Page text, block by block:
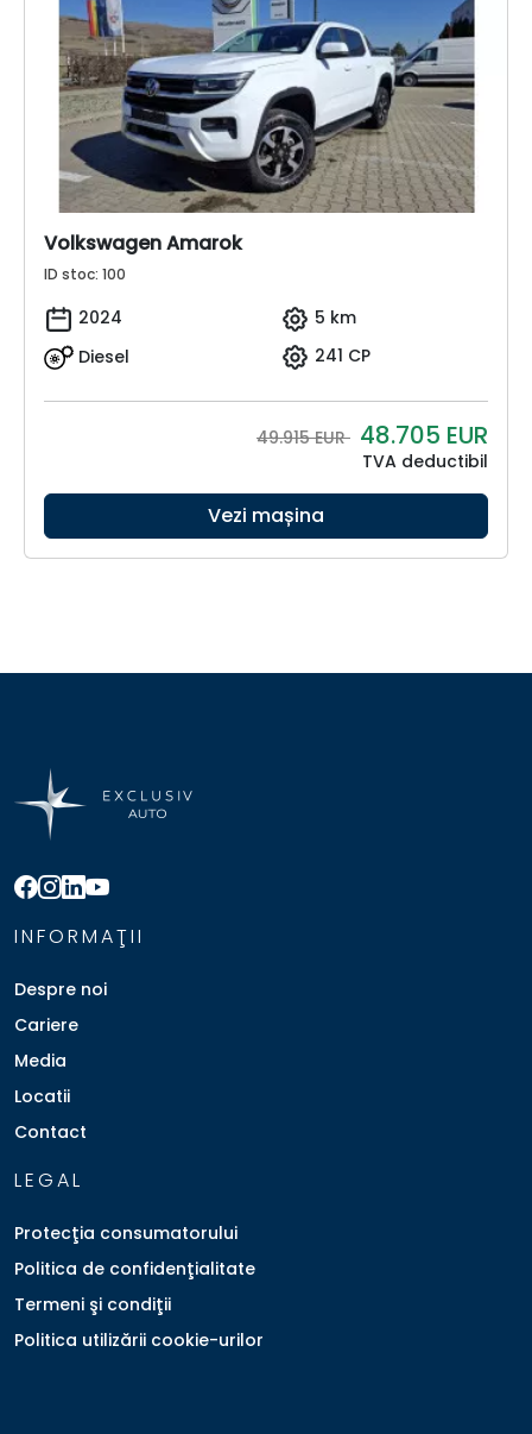
Volkswagen Amarok
ID stoc: 100
2024
5 km
Diesel
241 CP
49.915 EUR 48.705 EUR
TVA deductibil
Vezi mașina
INFORMAŢII
Despre noi
Cariere
Media
Locatii
Contact
LEGAL
Protecţia consumatorului
Politica de confidenţialitate
Termeni şi condiţii
Politica utilizării cookie-urilor